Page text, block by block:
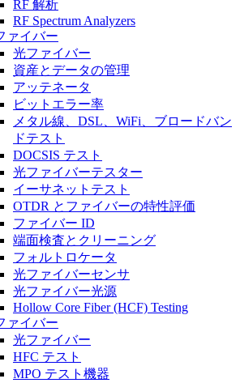
RF 解析
RF Spectrum Analyzers
ァイバー
光ファイバー
資産とデータの管理
アッテネータ
ビットエラー率
メタル線、DSL、WiFi、ブロードバン
ドテスト
DOCSIS テスト
光ファイバーテスター
イーサネットテスト
OTDR とファイバーの特性評価
ファイバー ID
端面検査とクリーニング
フォルトロケータ
光ファイバーセンサ
光ファイバー光源
Hollow Core Fiber (HCF) Testing
ァイバー
光ファイバー
HFC テスト
MPO テスト機器